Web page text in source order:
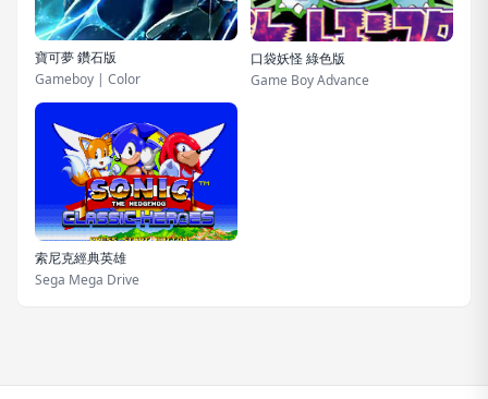
寶可夢 鑽石版
Gameboy | Color
口袋妖怪 綠色版
Game Boy Advance
索尼克經典英雄
Sega Mega Drive